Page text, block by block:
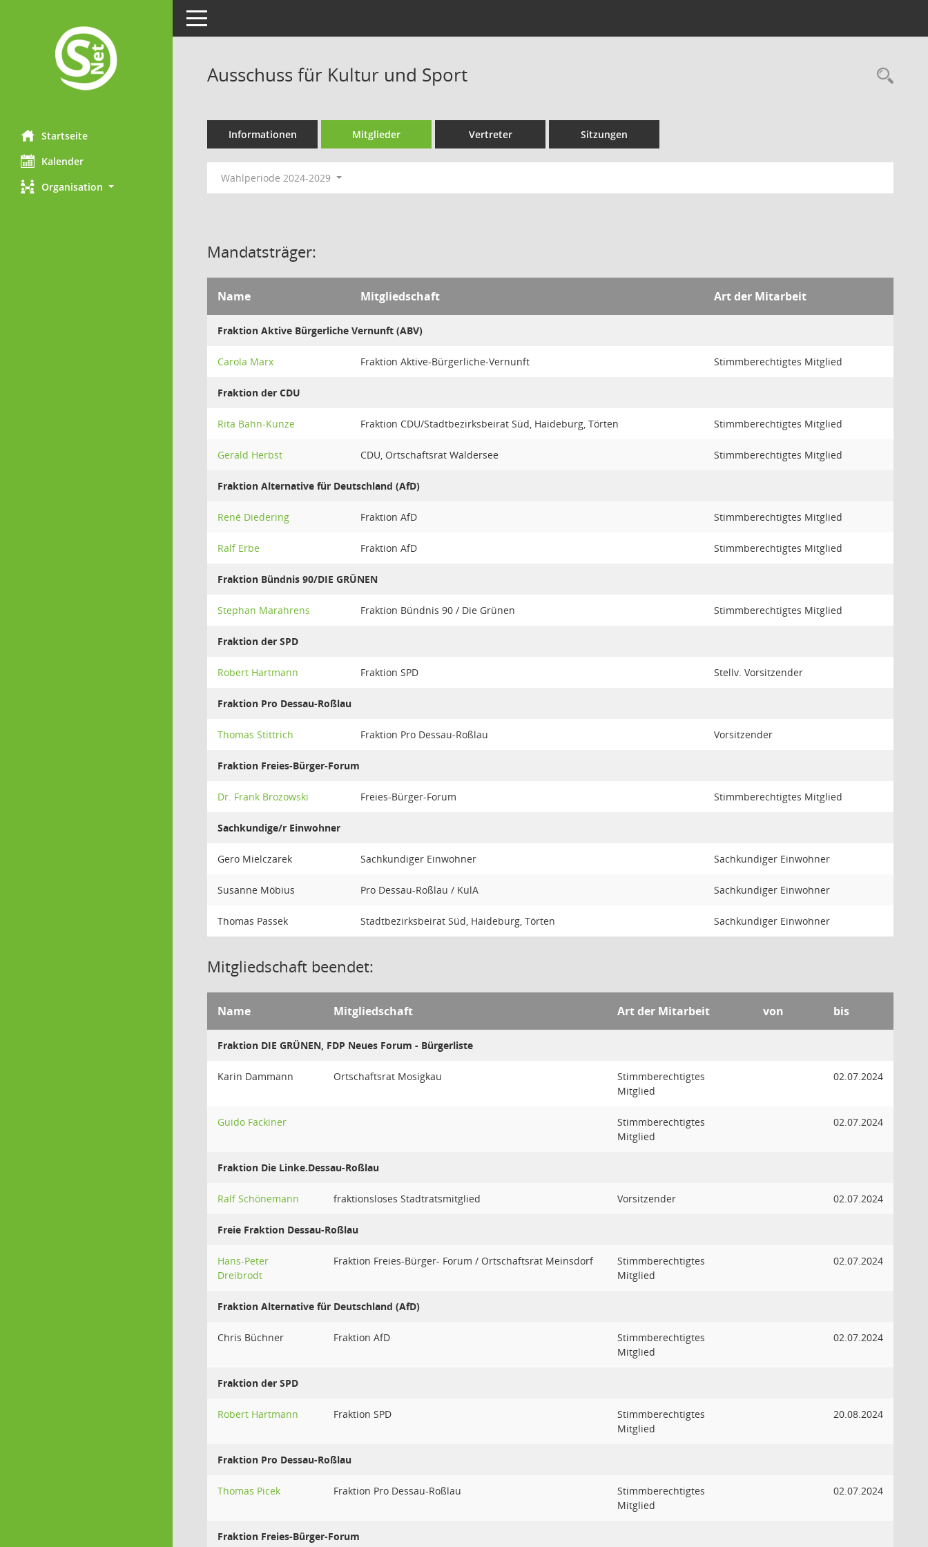
Startseite
Kalender
Organisation
Toggle navigation
Ausschuss für Kultur und Sport
Informationen Mitglieder Vertreter Sitzungen
Wahlperiode 2024-2029
Mandatsträger:
Name Mitgliedschaft Art der Mitarbeit
Fraktion Aktive Bürgerliche Vernunft (ABV)
Carola Marx Fraktion Aktive-Bürgerliche-Vernunft Stimmberechtigtes Mitglied
Fraktion der CDU
Rita Bahn-Kunze Fraktion CDU/Stadtbezirksbeirat Süd, Haideburg, Törten Stimmberechtigtes Mitglied
Gerald Herbst CDU, Ortschaftsrat Waldersee Stimmberechtigtes Mitglied
Fraktion Alternative für Deutschland (AfD)
René Diedering Fraktion AfD Stimmberechtigtes Mitglied
Ralf Erbe Fraktion AfD Stimmberechtigtes Mitglied
Fraktion Bündnis 90/DIE GRÜNEN
Stephan Marahrens Fraktion Bündnis 90 / Die Grünen Stimmberechtigtes Mitglied
Fraktion der SPD
Robert Hartmann Fraktion SPD Stellv. Vorsitzender
Fraktion Pro Dessau-Roßlau
Thomas Stittrich Fraktion Pro Dessau-Roßlau Vorsitzender
Fraktion Freies-Bürger-Forum
Dr. Frank Brozowski Freies-Bürger-Forum Stimmberechtigtes Mitglied
Sachkundige/r Einwohner
Gero Mielczarek Sachkundiger Einwohner Sachkundiger Einwohner
Susanne Möbius Pro Dessau-Roßlau / KulA Sachkundiger Einwohner
Thomas Passek Stadtbezirksbeirat Süd, Haideburg, Törten Sachkundiger Einwohner
Mitgliedschaft beendet:
Name Mitgliedschaft Art der Mitarbeit von bis
Fraktion DIE GRÜNEN, FDP Neues Forum - Bürgerliste
Karin Dammann Ortschaftsrat Mosigkau
Stimmberechtigtes
Mitglied
02.07.2024
Guido Fackiner
Stimmberechtigtes
Mitglied
02.07.2024
Fraktion Die Linke.Dessau-Roßlau
Ralf Schönemann fraktionsloses Stadtratsmitglied Vorsitzender 02.07.2024
Freie Fraktion Dessau-Roßlau
Hans-Peter
Dreibrodt
Fraktion Freies-Bürger- Forum / Ortschaftsrat Meinsdorf
Stimmberechtigtes
Mitglied
02.07.2024
Fraktion Alternative für Deutschland (AfD)
Chris Büchner Fraktion AfD
Stimmberechtigtes
Mitglied
02.07.2024
Fraktion der SPD
Robert Hartmann Fraktion SPD
Stimmberechtigtes
Mitglied
20.08.2024
Fraktion Pro Dessau-Roßlau
Thomas Picek Fraktion Pro Dessau-Roßlau
Stimmberechtigtes
Mitglied
02.07.2024
Fraktion Freies-Bürger-Forum